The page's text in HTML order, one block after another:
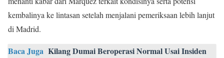
kembalinya ke lintasan setelah menjalani pemeriksaan lebih lanjut
di Madrid.
Baca Juga Kilang Dumai Beroperasi Normal Usai Insiden